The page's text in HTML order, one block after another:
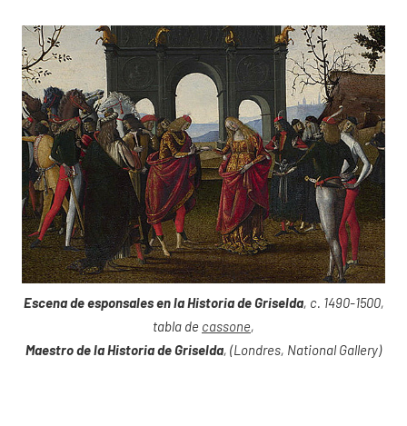
Escena de esponsales en la Historia de Griselda, c. 1490-1500,
tabla de cassone,
Maestro de la Historia de Griselda, (Londres, National Gallery)